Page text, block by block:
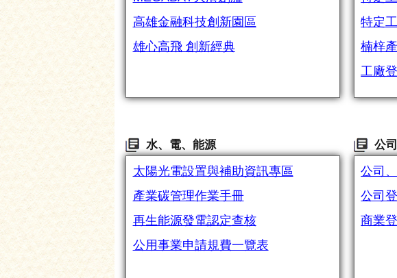
高雄金融科技創新園區
雄心高飛 創新經典
特定
楠梓
工廠
水、電、能源
太陽光電設置與補助資訊專區
產業碳管理作業手冊
再生能源發電認定查核
公用事業申請規費一覽表
公
公司
公司
商業